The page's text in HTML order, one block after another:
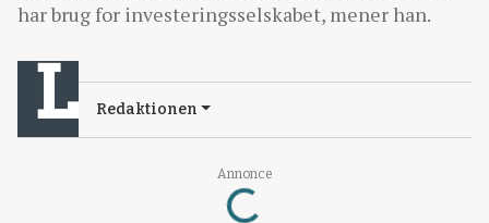
Annonce
Loading...
har brug for investeringsselskabet, mener han.
Redaktionen